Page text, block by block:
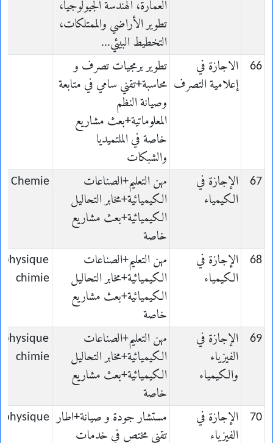
العمارة، الهندسة الجيولوجيا،
تطوير الأراضي والممتلكات،
التخطيط البيئي...
66
الاجازة في
إعلامية التصرف
تطوير برمجيات تصرف و
محاسبة+تقني سامي في متابعة
وصيانة النظم
المعلوماتية+بعث مشاريع
خاصة في الملتميديا
والشبكات
67
الإجازة في
الكيمياء
مهن التعليم+الصناعات
الكيميائية+مخابر التحاليل
الكيميائية+بعث مشاريع
خاصة
Chemie
68
الإجازة في
الكيمياء
مهن التعليم+الصناعات
الكيميائية+مخابر التحاليل
الكيميائية+بعث مشاريع
خاصة
physique
chimie
69
الإجازة في
الفيزياء
والكيمياء
مهن التعليم+الصناعات
الكيميائية+مخابر التحاليل
الكيميائية+بعث مشاريع
خاصة
physique
chimie
70
الإجازة في
الفيزياء
مستشار جودة و صيانة+اطار
تقني مختص في خدمات
physique